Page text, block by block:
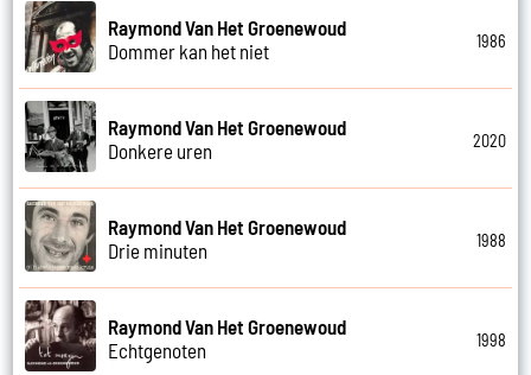
Raymond Van Het Groenewoud
Dommer kan het niet
1986
Raymond Van Het Groenewoud
Donkere uren
2020
Raymond Van Het Groenewoud
Drie minuten
1988
Raymond Van Het Groenewoud
Echtgenoten
1998